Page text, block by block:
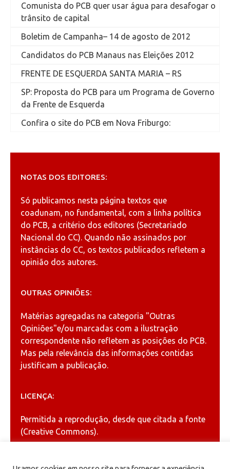
Comunista do PCB quer usar água para desafogar o
trânsito de capital
Boletim de Campanha– 14 de agosto de 2012
Candidatos do PCB Manaus nas Eleições 2012
FRENTE DE ESQUERDA SANTA MARIA – RS
SP: Proposta do PCB para um Programa de Governo
da Frente de Esquerda
Confira o site do PCB em Nova Friburgo:
NOTAS DOS EDITORES:
Só publicamos nesta página textos que
coadunam, no fundamental, com a linha política
do PCB, a critério dos editores (Secretariado
Nacional do CC). Quando não assinados por
instâncias do CC, os textos publicados refletem a
opinião dos autores.
OUTRAS OPINIÕES:
Matérias agregadas na categoria "Outras
Opiniões"e/ou marcadas com a ilustração
correspondente não refletem as posições do PCB.
Mas pela relevância das informações contidas
justificam a publicação.
LICENÇA:
Permitida a reprodução, desde que citada a fonte
(Creative Commons).